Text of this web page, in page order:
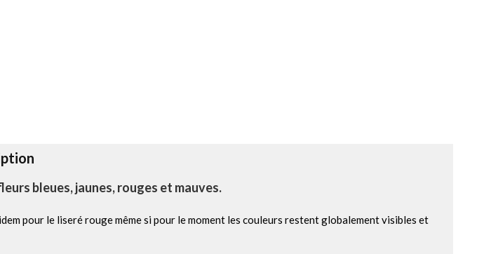
bleues, jaunes, rouges et mauves.
pour le liseré rouge même si pour le moment les couleurs restent globalement visibles et